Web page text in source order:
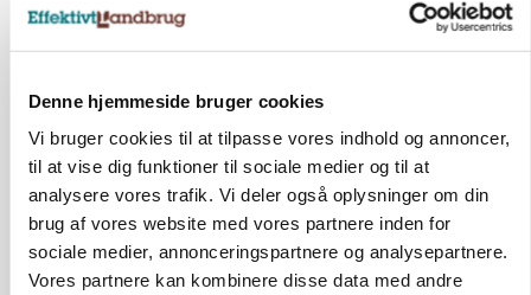
Denne hjemmeside bruger cookies
Vi bruger cookies til at tilpasse vores indhold og annoncer,
til at vise dig funktioner til sociale medier og til at
analysere vores trafik. Vi deler også oplysninger om din
brug af vores website med vores partnere inden for
sociale medier, annonceringspartnere og analysepartnere.
Vores partnere kan kombinere disse data med andre